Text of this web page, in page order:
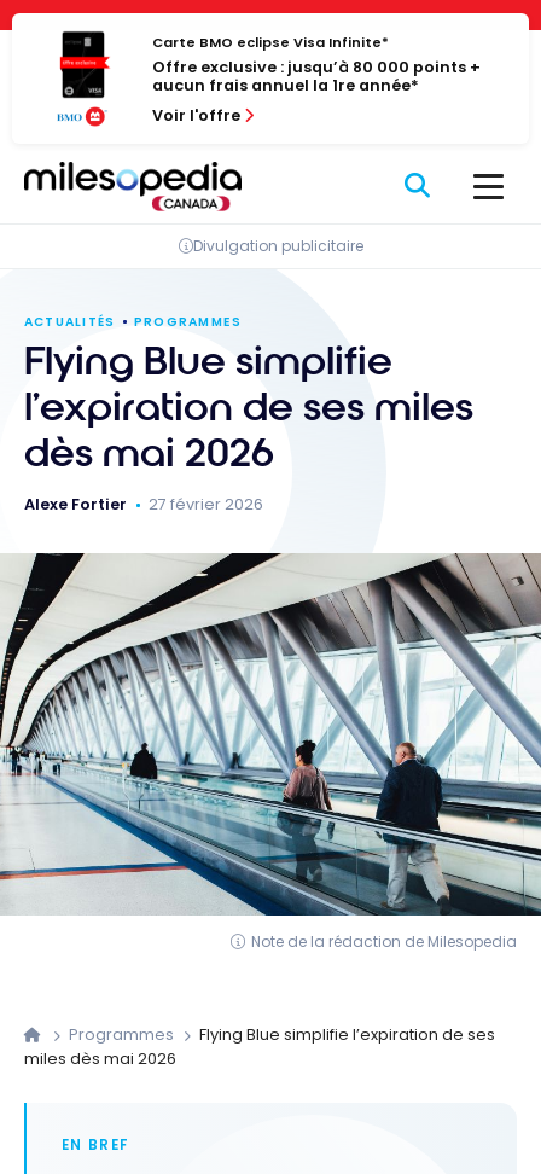
Panneau de gestion des cookies
Passer
contenu
Carte BMO eclipse Visa Infinite*
Offre exclusive : jusqu’à 80 000 points +
aucun frais annuel la 1re année*
Voir l'offre
Divulgation publicitaire
ACTUALITÉS PROGRAMMES
Flying Blue simplifie
l’expiration de ses miles
dès mai 2026
Alexe Fortier 27 février 2026
Note de la rédaction de Milesopedia
Programmes
Flying Blue simplifie l’expiration de ses
miles dès mai 2026
EN BREF